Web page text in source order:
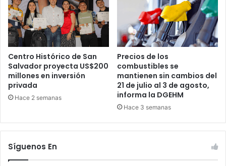
Centro Histórico de San
Salvador proyecta US$200
millones en inversión
privada
Hace 2 semanas
Precios de los
combustibles se
mantienen sin cambios del
21 de julio al 3 de agosto,
informa la DGEHM
Hace 3 semanas
Síguenos En